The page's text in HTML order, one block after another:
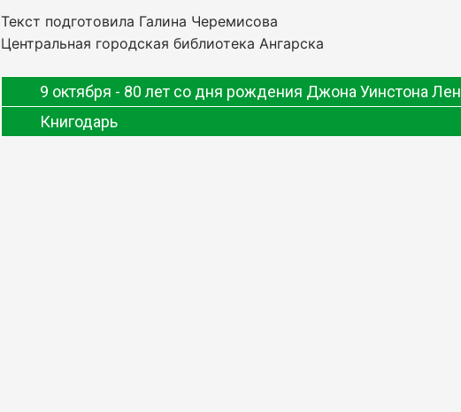
Текст подготовила Галина Черемисова
Центральная городская библиотека Ангарска
9 октября - 80 лет со дня рождения Джона Уинстона
Книгодарь